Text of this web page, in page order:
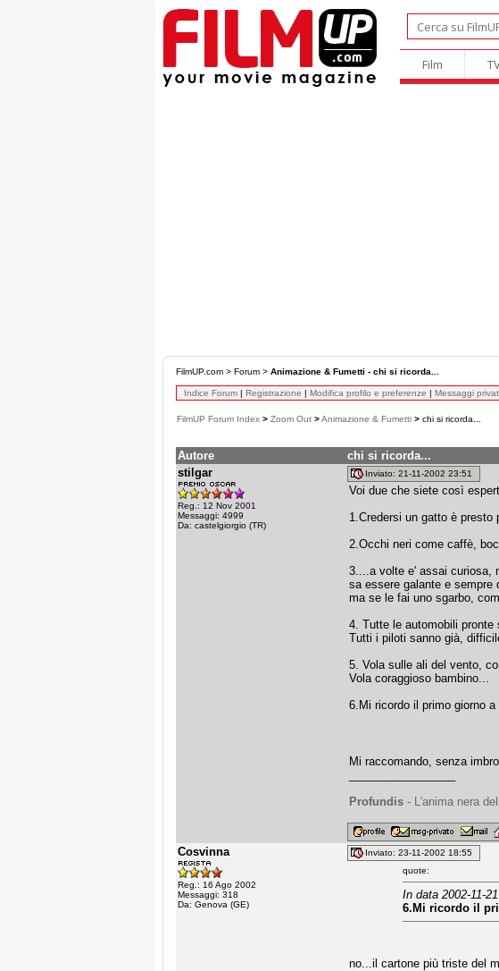
Film
FilmUP.com > Forum > Animazione & Fumetti - chi si ricorda...
Indice Forum | Registrazione | Modifica profilo e preferenze | Messaggi
FilmUP Forum Index > Zoom Out >Animazione & Fumetti > chi si ricorda...
Autore
chi si ricorda...
stilgar
Reg.: 12 Nov 2001
Messaggi: 4999
Da: castelgiorgio (TR)
Inviato: 21-11-2002 23:51
Voi due che siete così
1.Credersi un gatto è
2.Occhi neri come caffè,
3....a volte e' assai curiosa,
sa essere galante e sempre
ma se le fai uno sgarbo,
4. Tutte le automobili
Tutti i piloti sanno già,
5. Vola sulle ali del vento,
Vola coraggioso bambino...
6.Mi ricordo il primo giorno
Mi raccomando, senza
Profundis - L'anima nera
Cosvinna
Reg.: 16 Ago 2002
Messaggi: 318
Da: Genova (GE)
Inviato: 23-11-2002 18:55
quote:
In data 2002-11-
6.Mi ricordo il
no...il cartone più triste del